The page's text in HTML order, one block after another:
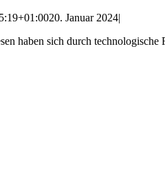
20. Januar 2024|
haben sich durch